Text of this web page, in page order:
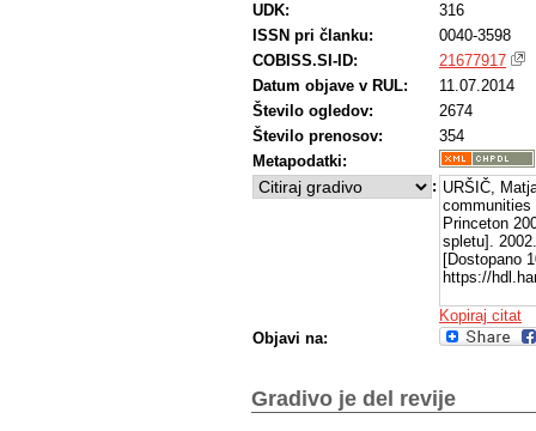
UDK:
316
ISSN pri članku:
0040-3598
COBISS.SI-ID:
21677917
Datum objave v RUL:
11.07.2014
Število ogledov:
2674
Število prenosov:
354
Metapodatki:
: URŠIČ,
communities
Princeton
spletu].
[Dostopano
https://
Kopiraj citat
Objavi na:
Gradivo je del revije